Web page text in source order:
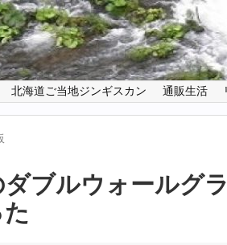
北海道ご当地ジンギスカン 通販生活
ブルウォールグ